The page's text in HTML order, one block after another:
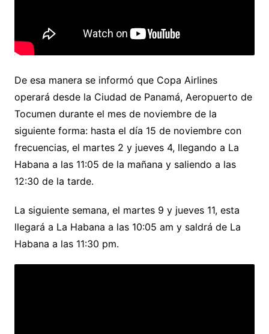
De esa manera se informó que Copa Airlines
operará desde la Ciudad de Panamá, Aeropuerto de
Tocumen durante el mes de noviembre de la
siguiente forma: hasta el día 15 de noviembre con
frecuencias, el martes 2 y jueves 4, llegando a La
Habana a las 11:05 de la mañana y saliendo a las
12:30 de la tarde.
La siguiente semana, el martes 9 y jueves 11, esta
llegará a La Habana a las 10:05 am y saldrá de La
Habana a las 11:30 pm.